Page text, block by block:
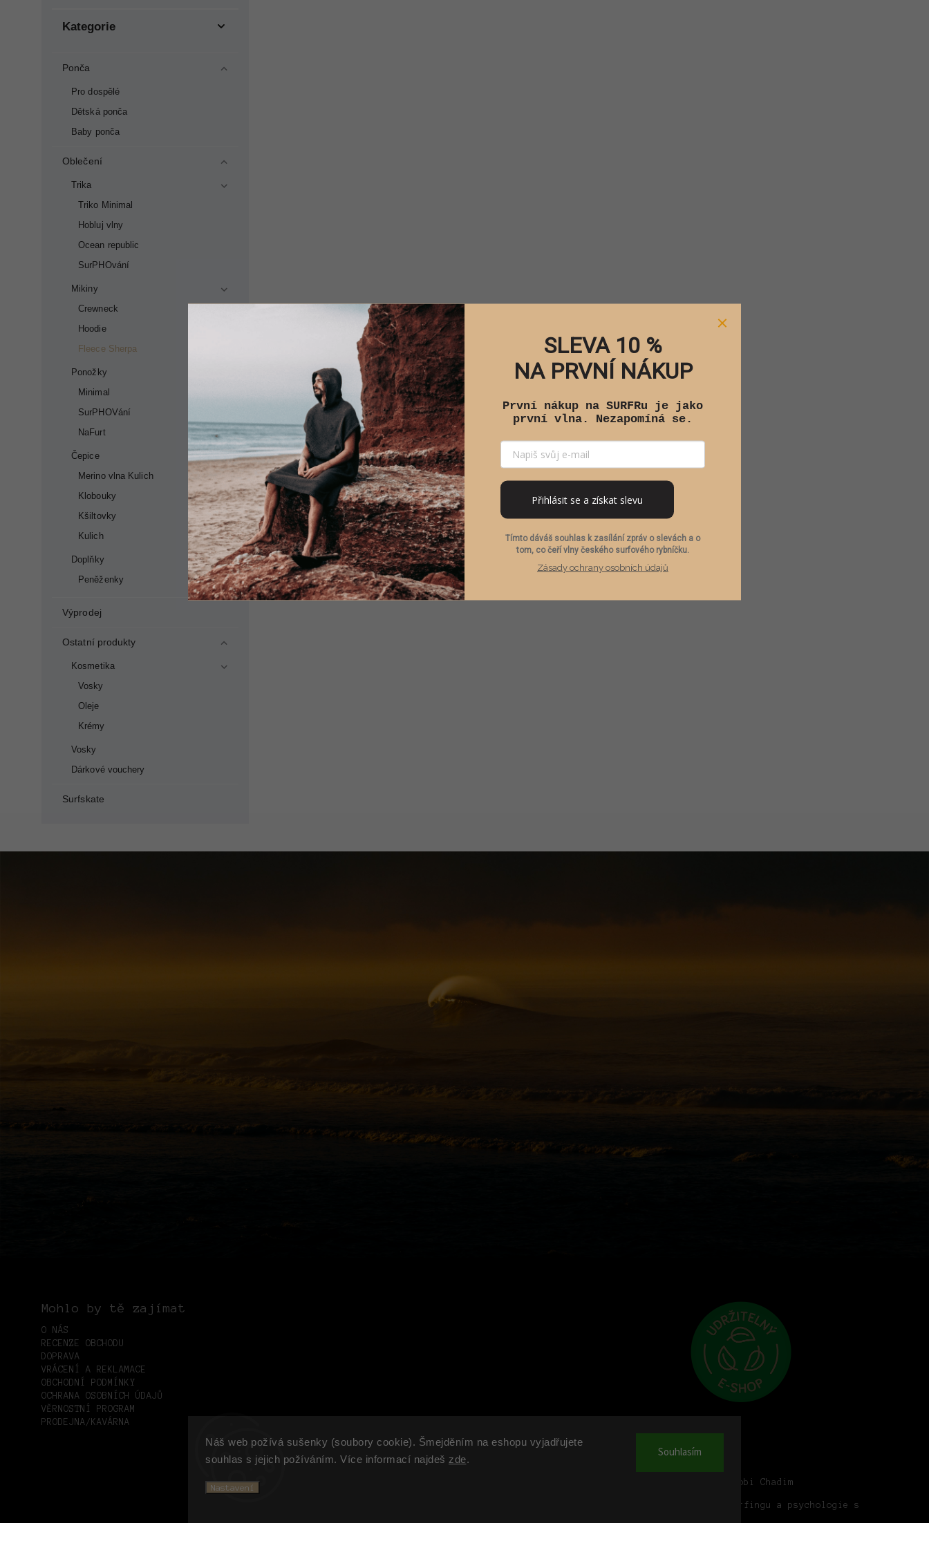
Náš web požívá sušenky (soubory cookie). Šmejděním na eshopu vyjadřujete
souhlas s jejich požíváním. Více informací najdeš zde.
Nastavení
Souhlasím
Kategorie
Ponča
Pro dospělé
Dětská ponča
Baby ponča
Oblečení
Trika
Triko Minimal
Hobluj vlny
Ocean republic
SurPHOvání
Mikiny
Crewneck
Hoodie
Fleece Sherpa
Ponožky
Minimal
SurPHOVání
NaFurt
Čepice
Merino vlna Kulich
Klobouky
Kšiltovky
Kulich
Doplňky
Peněženky
Výprodej
Ostatní produkty
Kosmetika
Vosky
Oleje
Krémy
Vosky
Dárkové vouchery
Surfskate
Mohlo by tě zajímat
O NÁS
RECENZE OBCHODU
DOPRAVA
VRÁCENÍ A REKLAMACE
OBCHODNÍ PODMÍNKY
OCHRANA OSOBNÍCH ÚDAJŮ
VĚRNOSTNÍ PROGRAM
PRODEJNA/KAVÁRNA
KONTAKT
Podcast #17: Vlnobijec Robi Chadim
Podcast #16: Synergie surfingu a psychologie s
SLEVA 10 %
NA PRVNÍ NÁKUP
První nákup na SURFRu je jako
první vlna. Nezapomíná se.
Přihlásit se a získat slevu
Tímto dáváš souhlas k zasílání zpráv o slevách a o
tom, co čeří vlny českého surfového rybníčku.
Zásady ochrany osobních údajů